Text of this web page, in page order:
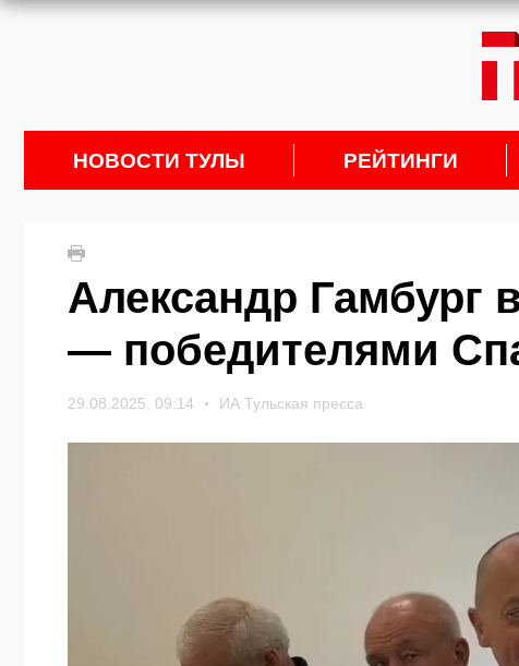
НОВОСТИ ТУЛЫ РЕЙТИНГИ
Александр Гамбург
— победителями
29.08.2025, 09:14 ИА Тульская пресса